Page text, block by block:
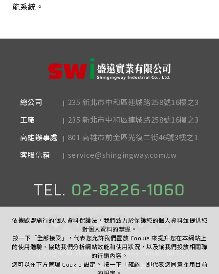
能系統。
總公司
235 新北市中和區連城路258號16樓之3
工廠
235 新北市中和區連城路258號16樓之3
高雄辦事處
801 高雄市前金區光復二街46號3樓之1
客服信箱
service@shingingway.com.tw
TEL. 02-8226-1060
Copyright ©2026 Shingingway Industrial Co.,
Ltd.All Rights Reserved. 網頁設計-iBest
依據歐盟施行的個人資料保護法，我們致力於保護您的個人資料並提供您
對個人資料的掌握。
按一下「全部接受」，代表您允許我們置放 Cookie 來提升您在本網站上
的使用體驗、協助我們分析網站效能和使用狀況，以及讓我們投放相關聯
的行銷內容。
您可以在下方管理 Cookie 設定。 按一下「確認」即代表您同意採用目前